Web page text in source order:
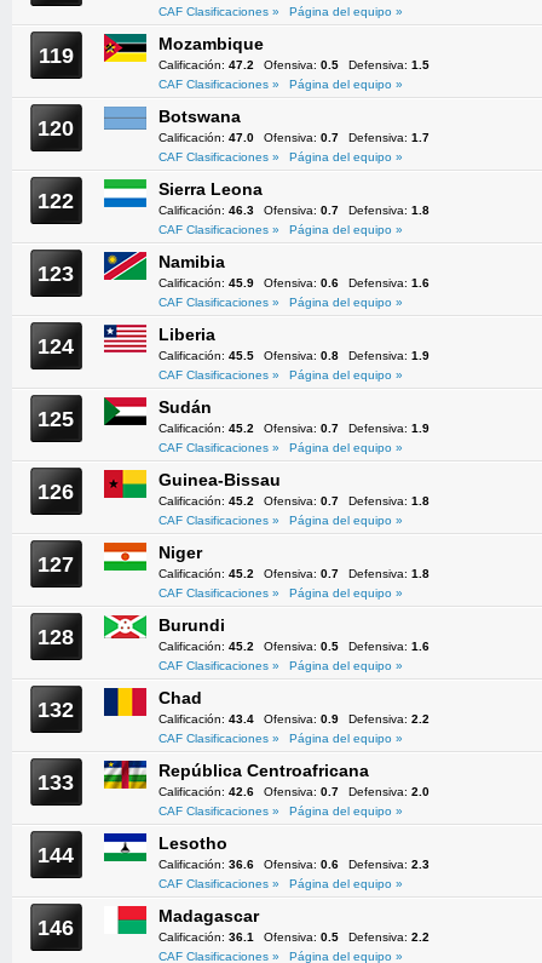
CAF Clasificaciones »
Página del equipo »
119 Mozambique
Calificación: 47.2 Ofensiva: 0.5 Defensiva: 1.5
CAF Clasificaciones »
Página del equipo »
120 Botswana
Calificación: 47.0 Ofensiva: 0.7 Defensiva: 1.7
CAF Clasificaciones »
Página del equipo »
122 Sierra Leona
Calificación: 46.3 Ofensiva: 0.7 Defensiva: 1.8
CAF Clasificaciones »
Página del equipo »
123 Namibia
Calificación: 45.9 Ofensiva: 0.6 Defensiva: 1.6
CAF Clasificaciones »
Página del equipo »
124 Liberia
Calificación: 45.5 Ofensiva: 0.8 Defensiva: 1.9
CAF Clasificaciones »
Página del equipo »
125 Sudán
Calificación: 45.2 Ofensiva: 0.7 Defensiva: 1.9
CAF Clasificaciones »
Página del equipo »
126 Guinea-Bissau
Calificación: 45.2 Ofensiva: 0.7 Defensiva: 1.8
CAF Clasificaciones »
Página del equipo »
127 Niger
Calificación: 45.2 Ofensiva: 0.7 Defensiva: 1.8
CAF Clasificaciones »
Página del equipo »
128 Burundi
Calificación: 45.2 Ofensiva: 0.5 Defensiva: 1.6
CAF Clasificaciones »
Página del equipo »
132 Chad
Calificación: 43.4 Ofensiva: 0.9 Defensiva: 2.2
CAF Clasificaciones »
Página del equipo »
133 República Centroafricana
Calificación: 42.6 Ofensiva: 0.7 Defensiva: 2.0
CAF Clasificaciones »
Página del equipo »
144 Lesotho
Calificación: 36.6 Ofensiva: 0.6 Defensiva: 2.3
CAF Clasificaciones »
Página del equipo »
146 Madagascar
Calificación: 36.1 Ofensiva: 0.5 Defensiva: 2.2
CAF Clasificaciones »
Página del equipo »